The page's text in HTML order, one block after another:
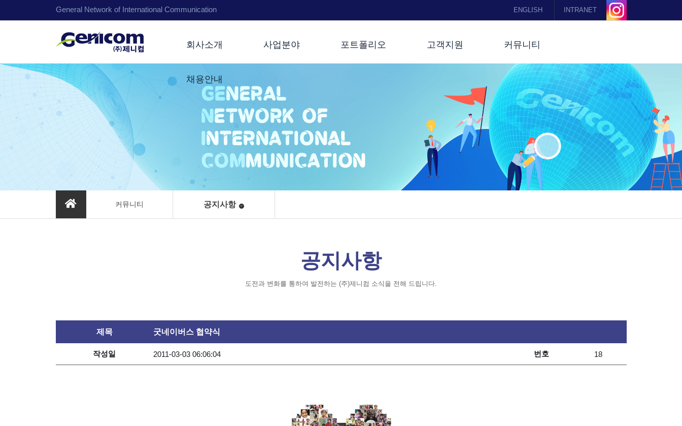
General Network of International Communication ENGLISH INTRANET
회사소개 사업분야 포트폴리오 고객지원 커뮤니티
채용안내
커뮤니티 공지사항
공지사항
도전과 변화를 통하여 발전하는 (주)제니컴 소식을 전해 드립니다.
제목 굿네이버스 협약식
작성일 2011-03-03 06:06:04 번호 18